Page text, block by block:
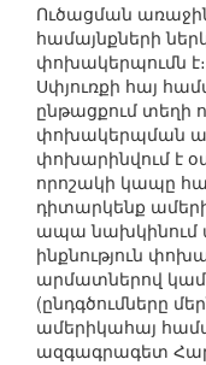
Ուծացման
համայնքների
փոխակերպումն
Սփյուռքի հայ
ընթացքում տեղի
փոխակերպման
փոխարինվում է
որոշակի կապը
դիտարկենք
ապա նախկինում
ինքնություն
արմատներով
(ընդգծումները
ամերիկահայ
ազգագրագետ